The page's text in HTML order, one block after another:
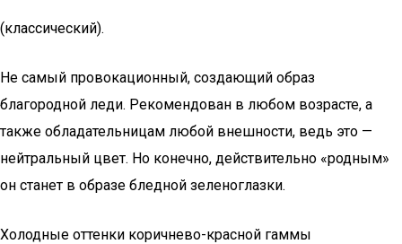
(классический).
Не самый провокационный, создающий образ
благородной леди. Рекомендован в любом возрасте, а
также обладательницам любой внешности, ведь это —
нейтральный цвет. Но конечно, действительно «родным»
он станет в образе бледной зеленоглазки.
Холодные оттенки коричнево-красной гаммы